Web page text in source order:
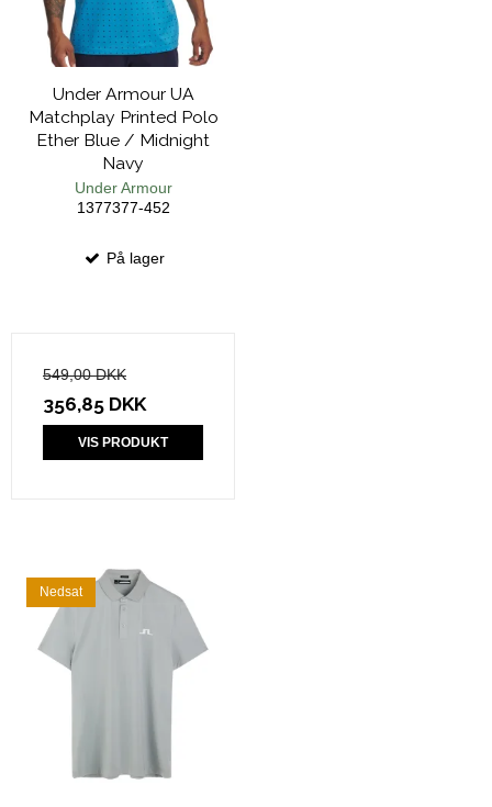
Under Armour UA
Matchplay Printed Polo
Ether Blue / Midnight
Navy
Under Armour
1377377-452
På lager
549,00 DKK
356,85 DKK
VIS PRODUKT
Nedsat